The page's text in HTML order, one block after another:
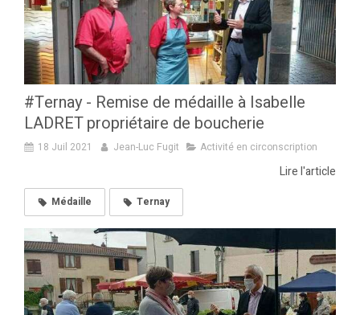
#Ternay - Remise de médaille à Isabelle
LADRET propriétaire de boucherie
18 Juil 2021 Jean-Luc Fugit Activité en circonscription
Lire l'article
Médaille Ternay